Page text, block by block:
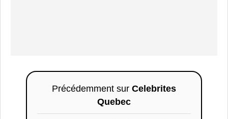
Précédemment sur Celebrites
Quebec